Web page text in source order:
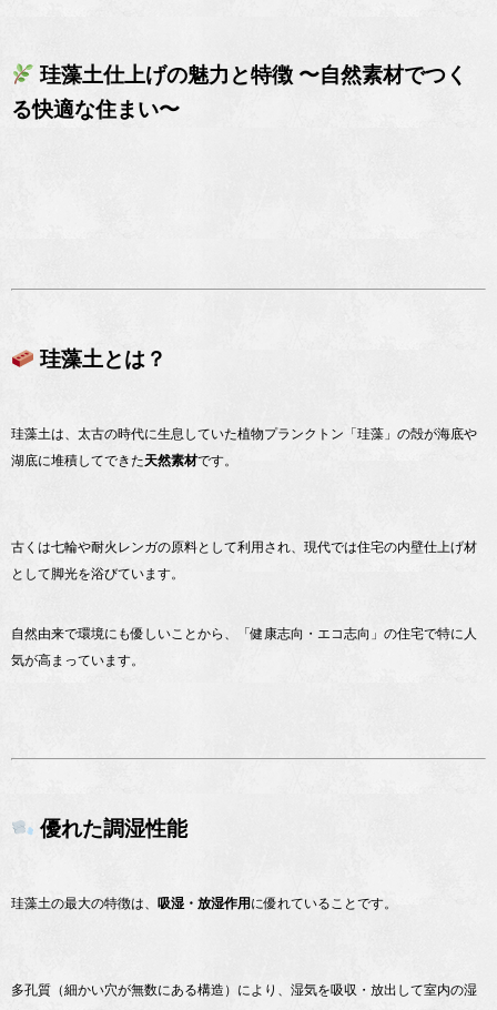
珪藻土仕上げの魅力と特徴 〜自然素材でつく
る快適な住まい〜
珪藻土とは？
珪藻土は、太古の時代に生息していた植物プランクトン「珪藻」の殻が海底や
湖底に堆積してできた天然素材です。
古くは七輪や耐火レンガの原料として利用され、現代では住宅の内壁仕上げ材
として脚光を浴びています。
自然由来で環境にも優しいことから、「健康志向・エコ志向」の住宅で特に人
気が高まっています。
優れた調湿性能
珪藻土の最大の特徴は、 吸湿・放湿作用 に優れていることです。
多孔質（細かい穴が無数にある構造）により、湿気を吸収・放出して室内の湿